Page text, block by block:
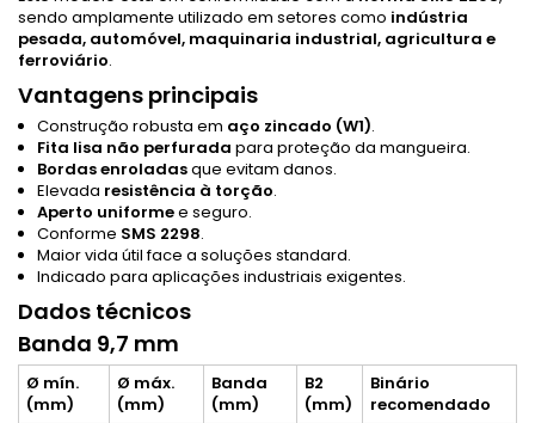
sendo amplamente utilizado em setores como indústria
pesada, automóvel, maquinaria industrial, agricultura e
ferroviário.
Vantagens principais
Construção robusta em aço zincado (W1).
Fita lisa não perfurada para proteção da mangueira.
Bordas enroladasque evitam danos.
Elevada resistência à torção.
Aperto uniformee seguro.
Conforme SMS 2298.
Maior vida útil face a soluções standard.
Indicado para aplicações industriais exigentes.
Dados técnicos
Banda 9,7 mm
Ø mín.
(mm)
Ø máx.
(mm)
Banda
(mm)
B2
(mm)
Binário
recomendado